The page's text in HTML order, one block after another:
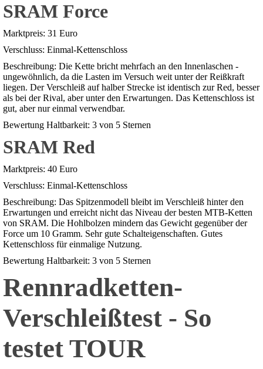
SRAM Force
Marktpreis: 31 Euro
Verschluss: Einmal-Kettenschloss
Beschreibung: Die Kette bricht mehrfach an den Innenlaschen -
ungewöhnlich, da die Lasten im Versuch weit unter der Reißkraft
liegen. Der Verschleiß auf halber Strecke ist identisch zur Red, besser
als bei der Rival, aber unter den Erwartungen. Das Kettenschloss ist
gut, aber nur einmal verwendbar.
Bewertung Haltbarkeit: 3 von 5 Sternen
SRAM Red
Marktpreis: 40 Euro
Verschluss: Einmal-Kettenschloss
Beschreibung: Das Spitzenmodell bleibt im Verschleiß hinter den
Erwartungen und erreicht nicht das Niveau der besten MTB-Ketten
von SRAM. Die Hohlbolzen mindern das Gewicht gegenüber der
Force um 10 Gramm. Sehr gute Schalteigenschaften. Gutes
Kettenschloss für einmalige Nutzung.
Bewertung Haltbarkeit: 3 von 5 Sternen
Rennradketten-
Verschleißtest - So
testet TOUR